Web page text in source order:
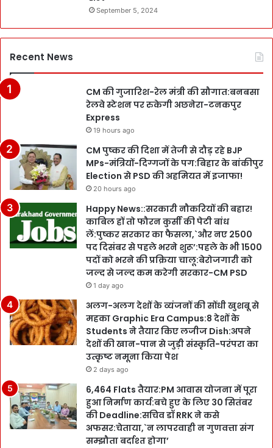
September 5, 2024
Recent News
CM की गुजारिश-रेल मंत्री की सौगात:बनबसा
रेलवे स्टेशन पर रुकेगी अछनेरा-टनकपुर
Express
19 hours ago
CM पुष्कर की दिशा में तेजी से दौड़ रहे BJP
MPs-मंत्रियों-दिग्गजों के पग:बिहार के बांकीपुर
Election से PSD की अहमियत में इजाफा!
20 hours ago
Happy News::सरकारी नौकरियों की बहार!
काबिल हों तो फौरन कुर्सी की पेटी बांध
लें:पुष्कर सरकार का फैसला,`और नए 2500
पद दिसंबर से पहले भरने शुरू’:पहले के भी 1500
पदों को भरने की प्रक्रिया चालू:बेरोजगारी को
जल्द से जल्द कम करेगी सरकार-CM PSD
1 day ago
अलग-अलग देशों के व्यंजनों की सोंधी खुशबू से
महका Graphic Era Campus:8 देशों के
Students ने तैयार किए लजीज Dish:अपने
देशों की खान-पान से जुड़ी संस्कृति-परंपरा का
उत्कृष्ट नमूना किया पेश
2 days ago
6,464 Flats तैयार:PM आवास योजना में पूरा
हुआ निर्माण कार्य:बचे हुए के लिए 30 सितंबर
की Deadline:सचिव डॉ RRK ने कसे
अफसर:चेताया,`न लापरवाही न गुणवत्ता संग
सम्झौता बर्दाश्त होगा’